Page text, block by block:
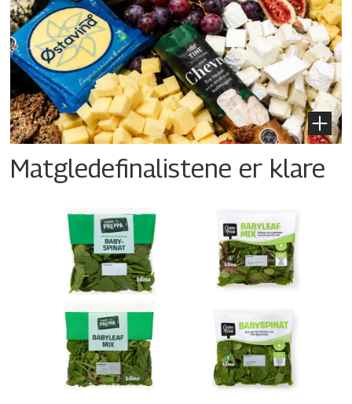
Matgledefinalistene er klare